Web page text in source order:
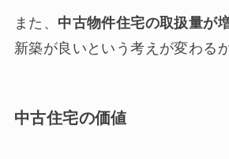
また、 中古物件住宅の取扱量が
新築が良いという考えが変わる
中古住宅の価値